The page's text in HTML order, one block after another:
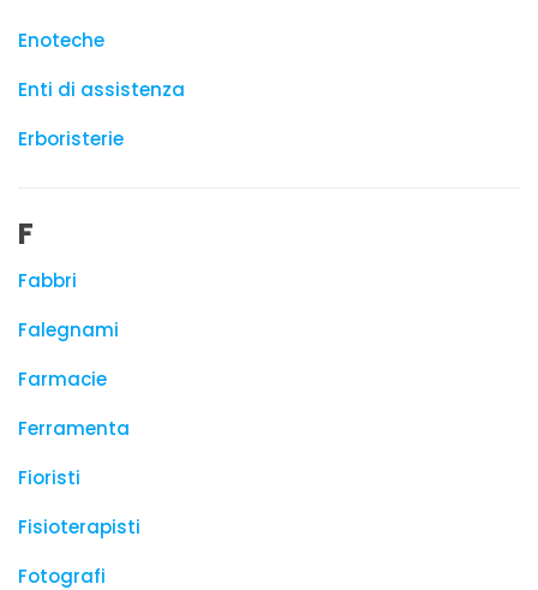
Enoteche
Enti di assistenza
Erboristerie
F
Fabbri
Falegnami
Farmacie
Ferramenta
Fioristi
Fisioterapisti
Fotografi